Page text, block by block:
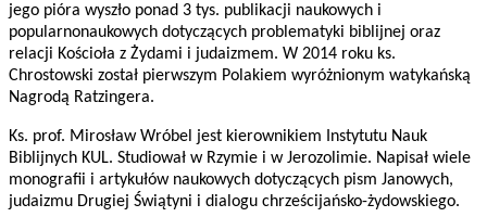
jego pióra wyszło ponad 3 tys. publikacji naukowych i
popularnonaukowych dotyczących problematyki biblijnej oraz
relacji Kościoła z Żydami i judaizmem. W 2014 roku ks.
Chrostowski został pierwszym Polakiem wyróżnionym watykańską
Nagrodą Ratzingera.
Ks. prof. Mirosław Wróbel jest kierownikiem Instytutu Nauk
Biblijnych KUL. Studiował w Rzymie i w Jerozolimie. Napisał wiele
monografii i artykułów naukowych dotyczących pism Janowych,
judaizmu Drugiej Świątyni i dialogu chrześcijańsko-żydowskiego.